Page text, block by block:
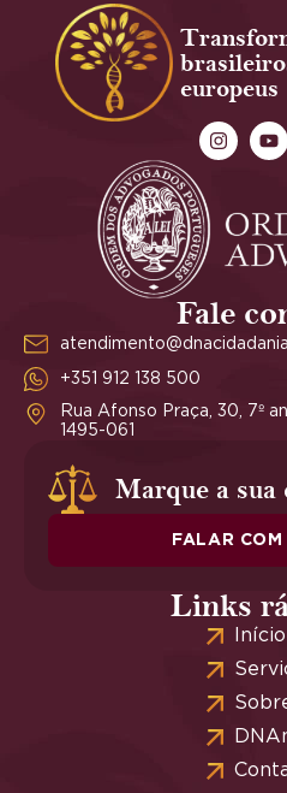
europeus
Fale
+351 912 138 500
Rua Afonso Praça, 30, 7º
1495-061
Marque a sua
FALAR
Links
Início